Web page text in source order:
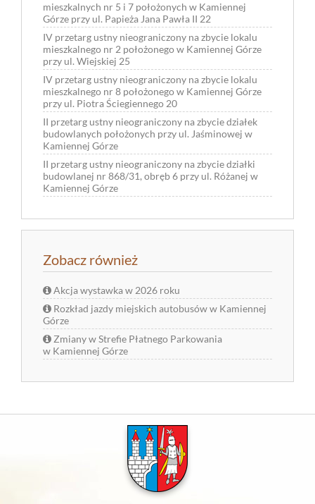
mieszkalnych nr 5 i 7 położonych w Kamiennej
Górze przy ul. Papieża Jana Pawła II 22
IV przetarg ustny nieograniczony na zbycie lokalu
mieszkalnego nr 2 położonego w Kamiennej Górze
przy ul. Wiejskiej 25
IV przetarg ustny nieograniczony na zbycie lokalu
mieszkalnego nr 8 położonego w Kamiennej Górze
przy ul. Piotra Ściegiennego 20
II przetarg ustny nieograniczony na zbycie działek
budowlanych położonych przy ul. Jaśminowej w
Kamiennej Górze
II przetarg ustny nieograniczony na zbycie działki
budowlanej nr 868/31, obręb 6 przy ul. Różanej w
Kamiennej Górze
Zobacz również
Akcja wystawka w 2026 roku
Rozkład jazdy miejskich autobusów w Kamiennej
Górze
Zmiany w Strefie Płatnego Parkowania
w Kamiennej Górze